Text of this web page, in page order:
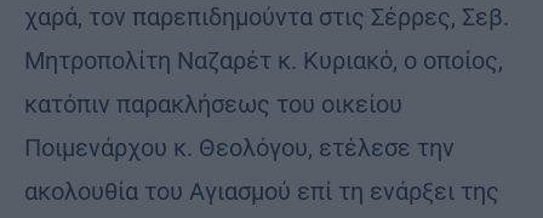
χαρά, τον παρεπιδημούντα στις Σέρρες, Σεβ.
Μητροπολίτη Ναζαρέτ κ. Κυριακό, ο οποίος,
κατόπιν παρακλήσεως του οικείου
Ποιμενάρχου κ. Θεολόγου, ετέλεσε την
ακολουθία του Αγιασμού επί τη ενάρξει της